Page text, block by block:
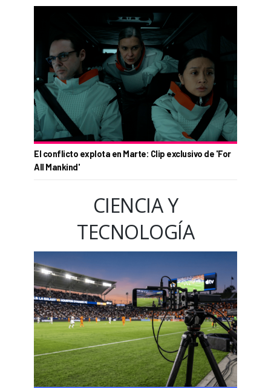
El conflicto explota en Marte: Clip exclusivo de 'For
All Mankind'
CIENCIA Y
TECNOLOGÍA